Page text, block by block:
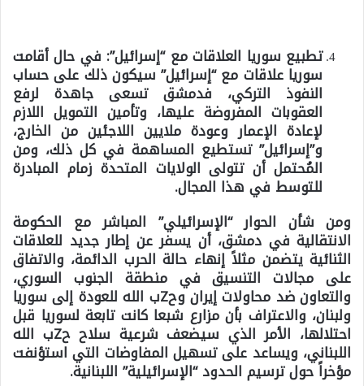
تطبيع سوريا العلاقات مع “إسرائيل”: في حال أقامت
سوريا علاقات مع “إسرائيل” سيكون ذلك على حساب
النفوذ التركي، فدمشق تسعى جاهدة لرفع
العقوبات المفروضة عليها، وتأمين التمويل اللازم
لإعادة الإعمار وعودة ملايين اللاجئين من الخارج،
و”إسرائيل” تستطيع المساهمة في كل ذلك، ومن
المُحتمل أن تتولى الولايات المتحدة زمام المبادرة
للتوسط في هذا المجال.
ومن شأن الحوار “الإسرائيلي” المباشر مع الحكومة
الانتقالية في دمشق، أن يسفر عن إطار جديد للعلاقات
الثنائية يتضمن مثلاً إنهاء حالة الحرب الدائمة، والاتفاق
على مجالات التنسيق في منطقة الجنوب السوري،
والتعاون ضد محاولات إيران وحZب الله للعودة إلى سوريا
ولبنان، والاعتراف بأن مزارع شبعا كانت تابعة لسوريا قبل
احتلالها، الأمر الذي سيضعف شرعية سلاح حZب الله
اللبناني، ويساعد على تسهيل المفاوضات التي استؤنفت
مؤخراً حول ترسيم الحدود “الإسرائيلية” اللبنانية.